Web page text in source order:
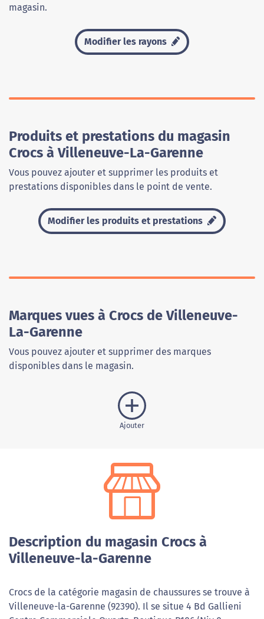
magasin.
Modifier les rayons
Produits et prestations du magasin
Crocs à Villeneuve-La-Garenne
Vous pouvez ajouter et supprimer les produits et
prestations disponibles dans le point de vente.
Modifier les produits et prestations
Marques vues à Crocs de Villeneuve-
La-Garenne
Vous pouvez ajouter et supprimer des marques
disponibles dans le magasin.
Ajouter
Description du magasin Crocs à
Villeneuve-la-Garenne
Crocs de la catégorie magasin de chaussures se trouve à
Villeneuve-la-Garenne (92390). Il se situe 4 Bd Gallieni